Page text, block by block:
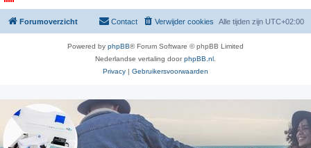
Forumoverzicht Alle tijden zijn UTC+02:00
Verwijder cookies
Contact
Powered by phpBB® Forum Software © phpBB Limited
Nederlandse vertaling doorphpBB.nl
Privacy | Gebruikersvoorwaarden